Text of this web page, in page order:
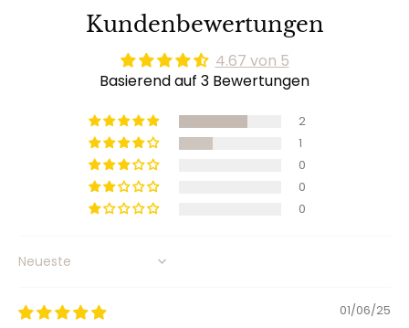
Kundenbewertungen
4.67 von 5
Basierend auf 3 Bewertungen
2
1
0
0
0
Sort by
01/06/25